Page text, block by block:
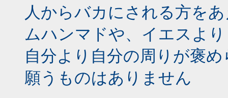
人からバカにされる方を
ムハンマドや、イエスよ
自分より自分の周りが褒
願うものはありません